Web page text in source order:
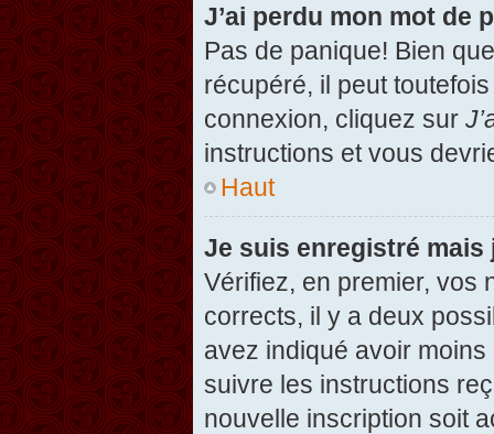
J’ai perdu mon mot de
Pas de panique! Bien
récupéré, il peut
connexion, cliquez sur
instructions et vous
Haut
Je suis enregistré mais
Vérifiez, en premier, vos
corrects, il y a deux
avez indiqué avoir
suivre les instructions
nouvelle inscription soit